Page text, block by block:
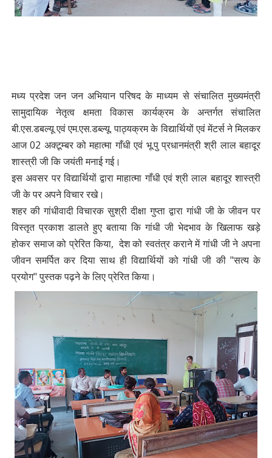
मध्य प्रदेश जन जन अभियान परिषद के माध्यम से संचालित मुख्यमंत्री
सामुदायिक नेतृत्व क्षमता विकास कार्यक्रम के अन्तर्गत संचालित
बी.एस.डबल्यू एवं एम.एस.डब्ल्यू. पाठ्यक्रम के विद्यार्थियों एवं मेंटर्स ने मिलकर
आज 02 अक्टूम्बर को महात्मा गाँधी एवं भू.पु प्रधानमंत्री श्री लाल बहादूर
शास्त्री जी कि जयंती मनाई गई।
इस अवसर पर विद्यार्थियों द्वारा माहात्मा गाँधी एवं श्री लाल बहादूर शास्त्री
जी के पर अपने विचार रखे।
शहर की गांधीवादी विचारक सुश्री दीक्षा गुप्ता द्वारा गांधी जी के जीवन पर
विस्तृत प्रकाश डालते हुए बताया कि गांधी जी भेदभाव के खिलाफ खड़े
होकर समाज को प्रेरित किया, देश को स्वतंत्र कराने में गांधी जी ने अपना
जीवन समर्पित कर दिया साथ ही विद्यार्थियों को गांधी जी की "सत्य के
प्रयोग" पुस्तक पढ़ने के लिए प्रेरित किया।